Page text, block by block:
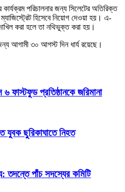
পরিচালনার জন্য সিলেটের অতিরিক্ত
ম্যাজিস্ট্রেট হিসেবে নিয়োগ দেওয়া হয়। এ-
করা হলে তা নথিভুক্ত করা হয়।
আগামী ৩০ আগস্ট দিন ধার্য রয়েছে।
৬ ফাস্টফুড প্রতিষ্ঠানকে জরিমানা
যুবক ছুরিকাঘাতে নিহত
তদন্তে পাঁচ সদস্যের কমিটি